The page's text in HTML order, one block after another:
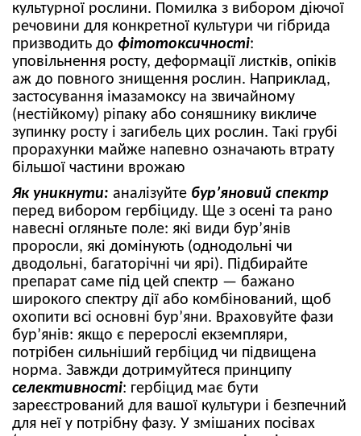
культурної рослини. Помилка з вибором діючої
речовини для конкретної культури чи гібрида
призводить до фітотоксичності:
уповільнення росту, деформації листків, опіків
аж до повного знищення рослин. Наприклад,
застосування імазамоксу на звичайному
(нестійкому) ріпаку або соняшнику викличе
зупинку росту і загибель цих рослин. Такі грубі
прорахунки майже напевно означають втрату
більшої частини врожаю
Як уникнути: аналізуйте бур’яновий спектр
перед вибором гербіциду. Ще з осені та рано
навесні огляньте поле: які види бур’янів
проросли, які домінують (однодольні чи
дводольні, багаторічні чи ярі). Підбирайте
препарат саме під цей спектр — бажано
широкого спектру дії або комбінований, щоб
охопити всі основні бур’яни. Враховуйте фази
бур’янів: якщо є перерослі екземпляри,
потрібен сильніший гербіцид чи підвищена
норма. Завжди дотримуйтеся принципу
селективності: гербіцид має бути
зареєстрований для вашої культури і безпечний
для неї у потрібну фазу. У змішаних посівах